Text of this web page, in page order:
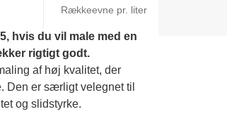
Rækkeevne pr. liter
hvis du vil male med en
rigtigt godt.
af høj kvalitet, der
Den er særligt velegnet til
og slidstyrke.